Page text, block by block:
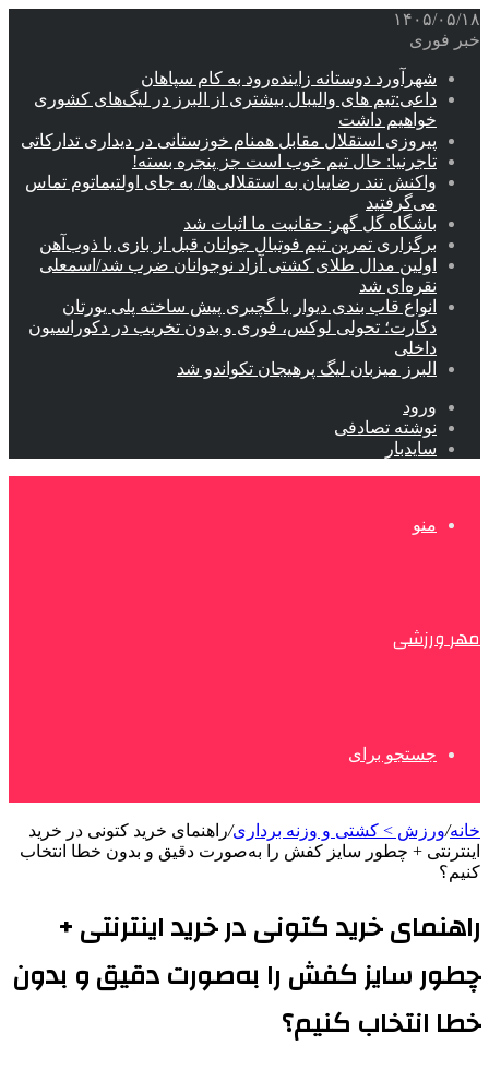
۱۴۰۵/۰۵/۱۸
خبر فوری
شهرآورد دوستانه زاینده‌رود به کام سپاهان
داعی:تیم های والیبال بیشتری از البرز در لیگ‌های کشوری
خواهیم داشت
پیروزی استقلال مقابل همنام خوزستانی در دیداری تدارکاتی
تاجرنیا: حال تیم خوب است جز پنجره بسته!
واکنش تند رضاییان به استقلالی‌ها/ به جای اولتیماتوم تماس
می‌گرفتید
باشگاه گل گهر: حقانیت ما اثبات شد
برگزاری تمرین تیم فوتبال جوانان قبل از بازی با ذوب‌آهن
اولین مدال طلای کشتی آزاد نوجوانان ضرب شد/اسمعلی
نقره‌ای شد
انواع قاب بندی دیوار با گچبری پیش ساخته پلی یورتان
دکارت؛ تحولی لوکس، فوری و بدون تخریب در دکوراسیون
داخلی
البرز میزبان لیگ پرهیجان تکواندو شد
ورود
نوشته تصادفی
سایدبار
منو
مهر ورزشی
جستجو برای
خانه/ورزش > کشتی و وزنه برداری/راهنمای خرید کتونی در خرید
اینترنتی + چطور سایز کفش را به‌صورت دقیق و بدون خطا انتخاب
کنیم؟
راهنمای خرید کتونی در خرید اینترنتی +
چطور سایز کفش را به‌صورت دقیق و بدون
خطا انتخاب کنیم؟